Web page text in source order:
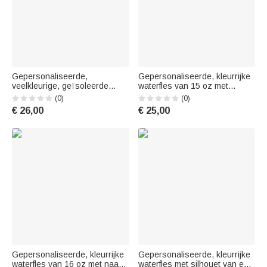
Gepersonaliseerde,
veelkleurige, geïsoleerde
kinderwaterfles van 12 oz met
dinosaurusmotief en naam –
cadeau voor het nieuwe
voor jongens en meisjes
(0)
€ 26,00
Gepersonaliseerde, kleurrijke
waterfles van 15 oz met
dinosaurusnaam, handvat en
rietje – cadeau voor het
nieuwe schooljaar,
verjaardag voor kinderen
(0)
€ 25,00
Gepersonaliseerde, kleurrijke
waterfles van 16 oz met naam,
Gepersonaliseerde, kleurrijke
waterfles met silhouet van een